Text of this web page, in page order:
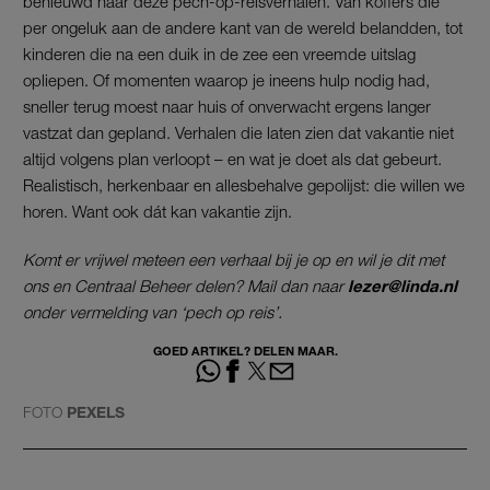
per ongeluk aan de andere kant van de wereld belandden, tot
kinderen die na een duik in de zee een vreemde uitslag
opliepen. Of momenten waarop je ineens hulp nodig had,
sneller terug moest naar huis of onverwacht ergens langer
vastzat dan gepland. Verhalen die laten zien dat vakantie niet
altijd volgens plan verloopt – en wat je doet als dat gebeurt.
Realistisch, herkenbaar en allesbehalve gepolijst: die willen we
horen. Want ook dát kan vakantie zijn.
Komt er vrijwel meteen een verhaal bij je op en wil je dit met
ons en Centraal Beheer delen? Mail dan naarlezer@linda.nl
onder vermelding van ‘pech op reis’.
GOED ARTIKEL? DELEN MAAR.
FOTO PEXELS